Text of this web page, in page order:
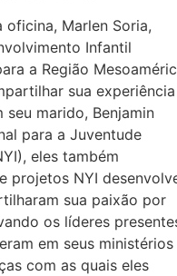
Marlen Soria,
Infantil
a Região
sua
marido, Benjamin
para a Juventude
eles também
projetos NYI
sua paixão por
os líderes
em seus ministérios
com as quais eles